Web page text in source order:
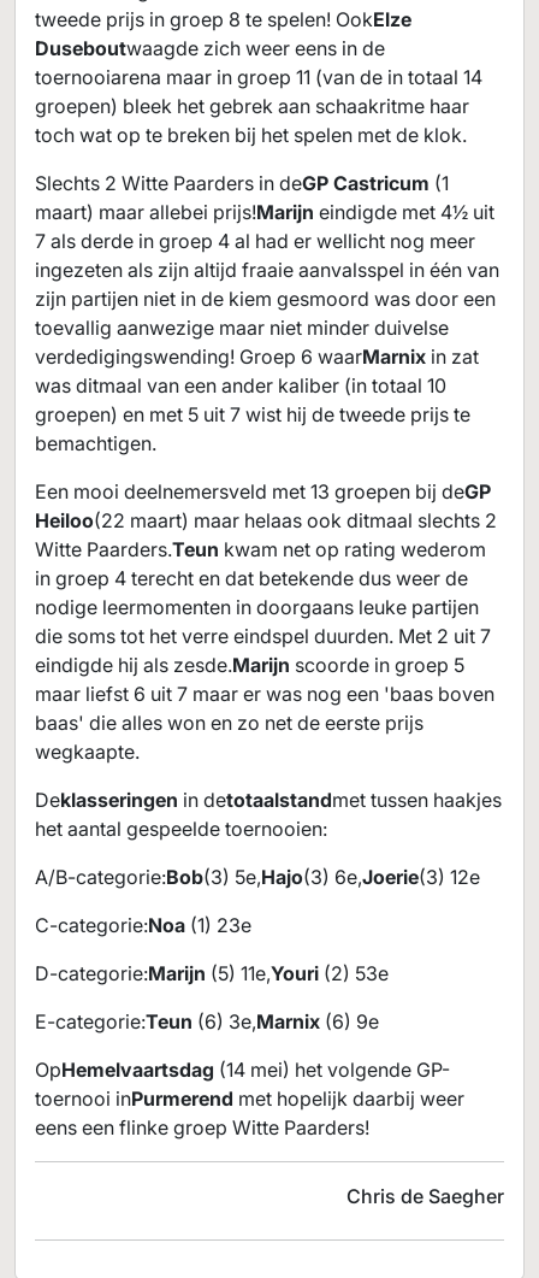
tweede prijs in groep 8 te spelen! OokElze
Duseboutwaagde zich weer eens in de
toernooiarena maar in groep 11 (van de in totaal 14
groepen) bleek het gebrek aan schaakritme haar
toch wat op te breken bij het spelen met de klok.
Slechts 2 Witte Paarders in deGP Castricum (1
maart) maar allebei prijs!Marijn eindigde met 4½ uit
7 als derde in groep 4 al had er wellicht nog meer
ingezeten als zijn altijd fraaie aanvalsspel in één van
zijn partijen niet in de kiem gesmoord was door een
toevallig aanwezige maar niet minder duivelse
verdedigingswending! Groep 6 waarMarnix in zat
was ditmaal van een ander kaliber (in totaal 10
groepen) en met 5 uit 7 wist hij de tweede prijs te
bemachtigen.
Een mooi deelnemersveld met 13 groepen bij deGP
Heiloo(22 maart) maar helaas ook ditmaal slechts 2
Witte Paarders.Teun kwam net op rating wederom
in groep 4 terecht en dat betekende dus weer de
nodige leermomenten in doorgaans leuke partijen
die soms tot het verre eindspel duurden. Met 2 uit 7
eindigde hij als zesde.Marijn scoorde in groep 5
maar liefst 6 uit 7 maar er was nog een 'baas boven
baas' die alles won en zo net de eerste prijs
wegkaapte.
Deklasseringen in detotaalstandmet tussen haakjes
het aantal gespeelde toernooien:
A/B-categorie:Bob(3) 5e,Hajo(3) 6e,Joerie(3) 12e
C-categorie:Noa (1) 23e
D-categorie:Marijn (5) 11e,Youri (2) 53e
E-categorie:Teun (6) 3e,Marnix (6) 9e
OpHemelvaartsdag (14 mei) het volgende GP-
toernooi inPurmerend met hopelijk daarbij weer
eens een flinke groep Witte Paarders!
Chris de Saegher